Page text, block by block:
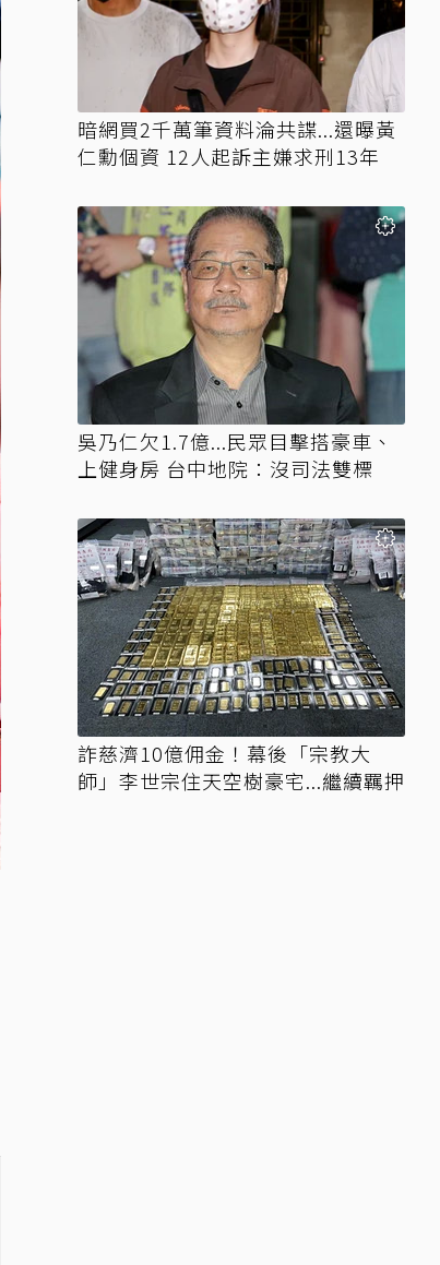
暗網買2千萬筆資料淪共諜...還曝黃
仁勳個資 12人起訴主嫌求刑13年
吳乃仁欠1.7億...民眾目擊搭豪車、
上健身房 台中地院：沒司法雙標
詐慈濟10億佣金！幕後「宗教大
師」李世宗住天空樹豪宅...繼續羈押